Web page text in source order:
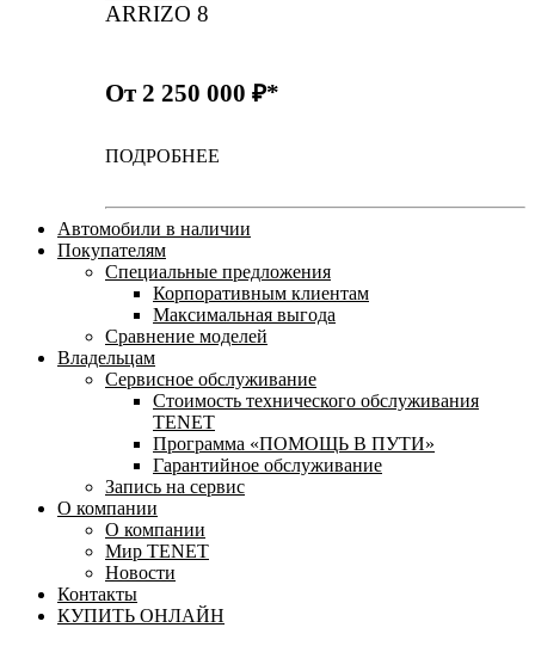
ARRIZO 8
От 2 250 000 ₽*
ПОДРОБНЕЕ
Автомобили в наличии
Покупателям
Специальные предложения
Корпоративным клиентам
Максимальная выгода
Сравнение моделей
Владельцам
Сервисное обслуживание
Стоимость технического обслуживания
TENET
Программа «ПОМОЩЬ В ПУТИ»
Гарантийное обслуживание
Запись на сервис
О компании
О компании
Мир TENET
Новости
Контакты
КУПИТЬ ОНЛАЙН